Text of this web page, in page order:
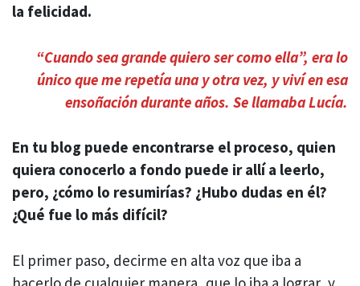
la felicidad.
“Cuando sea grande quiero ser como ella”, era lo
único que me repetía una y otra vez, y viví en esa
ensoñación durante años. Se llamaba Lucía.
En tu blog puede encontrarse el proceso, quien
quiera conocerlo a fondo puede ir allí a leerlo,
pero, ¿cómo lo resumirías? ¿Hubo dudas en él?
¿Qué fue lo más difícil?
El primer paso, decirme en alta voz que iba a